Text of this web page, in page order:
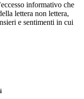
informativo che
lettera non lettera,
e sentimenti in cui